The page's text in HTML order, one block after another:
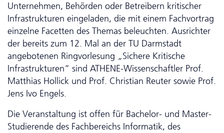
Unternehmen, Behörden oder Betreibern kritischer
Infrastrukturen eingeladen, die mit einem Fachvortrag
einzelne Facetten des Themas beleuchten. Ausrichter
der bereits zum 12. Mal an der TU Darmstadt
angebotenen Ring­vor­le­sung „Sichere Kritische
Infrastrukturen“ sind ATHENE-Wissenschaftler Prof.
Matthias Hollick und Prof. Christian Reuter sowie Prof.
Jens Ivo Engels.
Die Veranstaltung ist offen für Bachelor- und Master-
Studierende des Fachbereichs Informatik, des